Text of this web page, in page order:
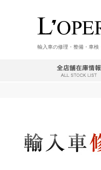
輸入車の修理・整備・車